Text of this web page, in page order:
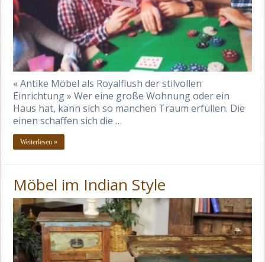
« Antike Möbel als Royalflush der stilvollen
Einrichtung » Wer eine große Wohnung oder ein
Haus hat, kann sich so manchen Traum erfüllen. Die
einen schaffen sich die …
Weiterlesen »
Möbel im Indian Style